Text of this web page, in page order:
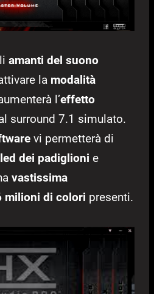
amanti del suono
la modalità
l’effetto
surround 7.1 simulato.
vi permetterà di
dei padiglioni e
vastissima
milioni di colori presenti.